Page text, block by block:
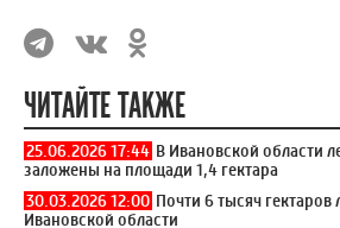
ЧИТАЙТЕ ТАКЖЕ
25.06.2026 17:44 В Ивановской области
заложены на площади 1,4 гектара
30.03.2026 12:00 Почти 6 тысяч гектаров
Ивановской области